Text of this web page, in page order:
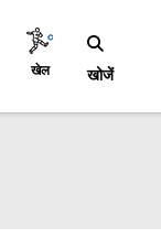
खेल खोजें